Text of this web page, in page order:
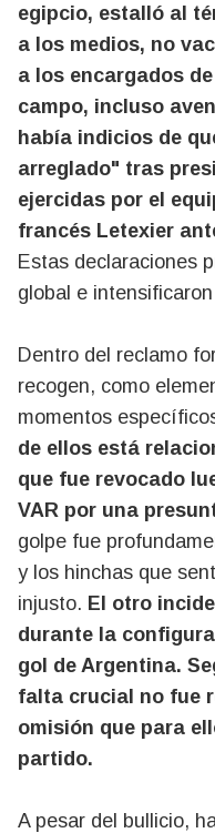
egipcio, estalló al
a los medios, no
a los encargados
campo, incluso
había indicios de
arreglado" tras
ejercidas por el
francés Letexier
Estas declaraciones
global e
Dentro del reclamo
recogen, como
momentos
de ellos está
que fue revocado
VAR por una
golpe fue
y los hinchas que
injusto. El otro
durante la
gol de Argentina.
falta crucial no fue
omisión que para
partido.
A pesar del bullicio,